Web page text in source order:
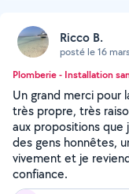
Ricco B.
posté le 16
Plomberie - Installation
Un grand merci pour
très propre, très
aux propositions que
des gens honnêtes,
vivement et je
confiance.